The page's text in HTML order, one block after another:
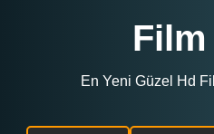
En Yeni Güzel Hd